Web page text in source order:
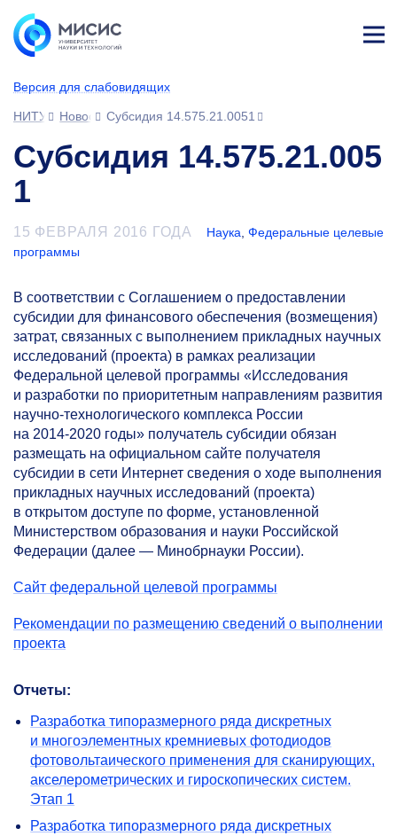
Версия для слабовидящих
НИТУ МИСИС
НовостиСубсидия 14.575.21.0051
Субсидия 14.575.21.005
1
15 ФЕВРАЛЯ 2016 ГОДА Наука Федеральные целевые
программы
В соответствии с Соглашением о предоставлении
субсидии для финансового обеспечения (возмещения)
затрат, связанных с выполнением прикладных научных
исследований (проекта) в рамках реализации
Федеральной целевой программы «Исследования
и разработки по приоритетным направлениям развития
научно-технологического комплекса России
на 2014-2020 годы» получатель субсидии обязан
размещать на официальном сайте получателя
субсидии в сети Интернет сведения о ходе выполнения
прикладных научных исследований (проекта)
в открытом доступе по форме, установленной
Министерством образования и науки Российской
Федерации (далее — Минобрнауки России).
Сайт федеральной целевой программы
Рекомендации по размещению сведений о выполнении
проекта
Отчеты:
Разработка типоразмерного ряда дискретных
и многоэлементных кремниевых фотодиодов
фотовольтаического применения для сканирующих,
акселерометрических и гироскопических систем.
Этап 1
Разработка типоразмерного ряда дискретных